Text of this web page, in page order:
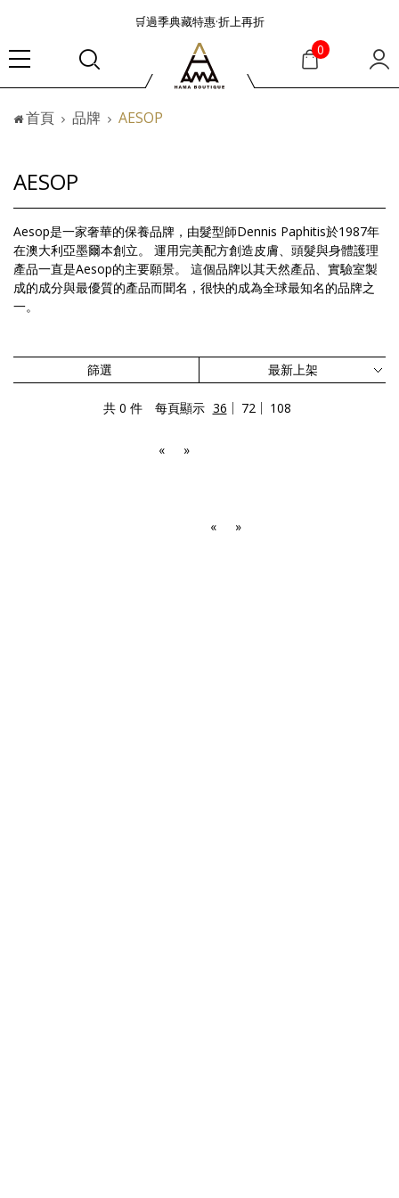
🛒過季典藏特惠·折上再折
👜大容量包款美學從不只是收納
『折扣』降臨，將時髦夏季全部收藏
🟤「萬元初」入手HEREU小眾靜奢品牌包款
🟤TODS的義大利經典美學超越了短暫流行
🟤「萬元初」入手HEREU小眾靜奢品牌包款
0
首頁 品牌 AESOP
AESOP
Aesop是一家奢華的保養品牌，由髮型師Dennis Paphitis於1987年
在澳大利亞墨爾本創立。 運用完美配方創造皮膚、頭髮與身體護理
產品一直是Aesop的主要願景。 這個品牌以其天然產品、實驗室製
成的成分與最優質的產品而聞名，很快的成為全球最知名的品牌之
一。
篩選
共 0 件 每頁顯示 36 72 108
« »
« »